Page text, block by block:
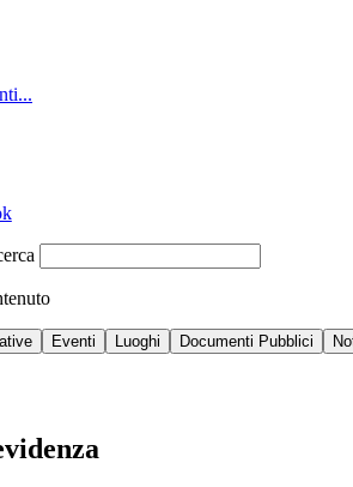
Eventi Luoghi Documenti Pubblici